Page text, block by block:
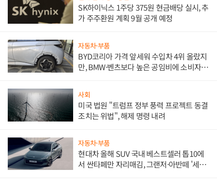
SK하이닉스 1주당 375원 현금배당 실시, 추
가 주주환원 계획 9월 공개 예정
자동차·부품
BYD코리아 가격 앞세워 수입차 4위 올랐지
만, BMW·벤츠보다 높은 공임비에 소비자
사회
미국 법원 "트럼프 정부 풍력 프로젝트 동결
조치는 위법", 해제 명령 내려
자동차·부품
현대차 올해 SUV 국내 베스트셀러 톱10에
서 싼타페만 자리매김, 그랜저·아반떼 '세단